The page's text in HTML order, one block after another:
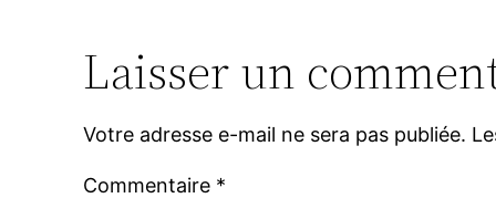
Laisser un
Votre adresse e-mail ne sera pas publiée.
Commentaire *